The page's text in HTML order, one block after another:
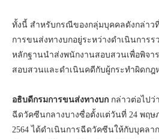
ทั้งนี้ สำหรับกรณีของกลุ่มบุคคลดังกล่าว
การขนส่งทางบกอยู่ระหว่างดำเนินการ
หลักฐานนำส่งพนักงานสอบสวนเพื่อพิจ
สอบสวนและดำเนินคดีกับผู้กระทำผิดกฎ
อธิบดีกรมการขนส่งทางบก กล่าวต่อไปว่
ฉีดวัคซีนกลางบางซื่อตั้งแต่วันที่ 24 พฤษ
2564 ได้ดำเนินการฉีดวัคซีนให้กับบุคล